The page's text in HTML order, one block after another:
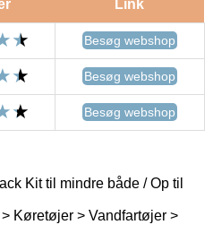
Link
Besøg webshop
Besøg webshop
Besøg webshop
Kit til mindre både / Op til
Køretøjer > Vandfartøjer >